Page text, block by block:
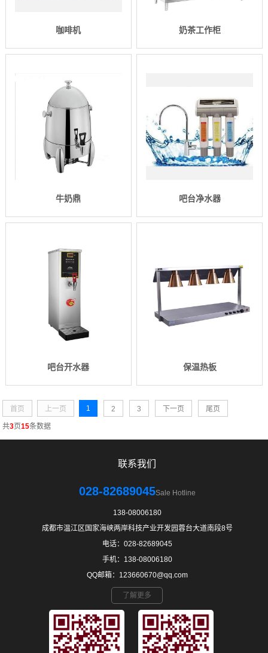
咖啡机 奶茶工作柜
牛奶鼎 吧台净水器
吧台开水器 保温热板
首页 上一页 1 2 3 下一页 尾页
共3页15条数据
联系我们
028-82689045Sale Hotline
138-08006180
成都市温江区国家海峡两岸科技产业开发园蓉台大道南段8号
电话：028-82689045
手机：138-08006180
QQ邮箱：123660670@qq.com
了解更多